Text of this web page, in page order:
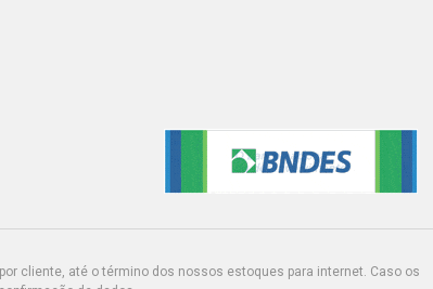
cliente, até o término dos nossos estoques para internet. Caso os